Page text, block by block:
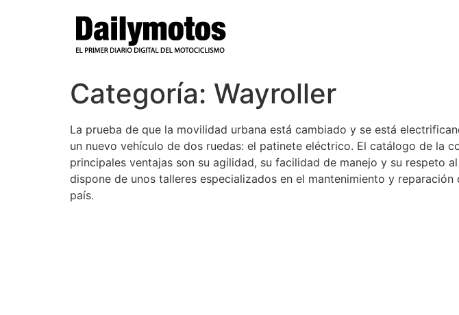
Categoría: Wayroller
La prueba de que la movilidad urbana está cambiado y se está
un nuevo vehículo de dos ruedas: el patinete eléctrico. El catálogo de la
principales ventajas son su agilidad, su facilidad de manejo y su respeto
dispone de unos talleres especializados en el mantenimiento y
país.